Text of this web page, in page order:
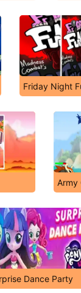
Friday Night
Army
Dance Party